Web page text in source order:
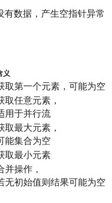
数据，产生空指针异常
义
取第一个元素，可能为空
取任意元素，
用于并行流
取最大元素，
能集合为空
取最小元素
并操作，
无初始值则结果可能为空